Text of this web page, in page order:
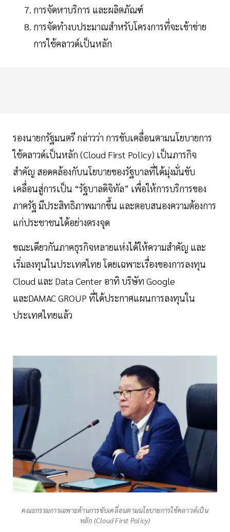
การจัดหาบริการ และผลิตภัณฑ์
การจัดทำงบประมาณสำหรับโครงการที่จะเข้าข่าย
การใช้คลาวด์เป็นหลัก
รองนายกรัฐมนตรี กล่าวว่า การขับเคลื่อนตามนโยบายการ
ใช้คลาวด์เป็นหลัก (Cloud First Policy) เป็นภารกิจ
สำคัญ สอดคล้องกับนโยบายของรัฐบาลที่ได้มุ่งมั่นขับ
เคลื่อนสู่การเป็น “รัฐบาลดิจิทัล” เพื่อให้การบริการของ
ภาครัฐ มีประสิทธิภาพมากขึ้น และตอบสนองความต้องการ
แก่ประชาชนได้อย่างตรงจุด
ขณะเดียวกันภาคธุรกิจหลายแห่งได้ให้ความสำคัญ และ
เริ่มลงทุนในประเทศไทย โดยเฉพาะเรื่องของการลงทุน
Cloud และ Data Center อาทิ บริษัท Google
และDAMAC GROUP ที่ได้ประกาศแผนการลงทุนใน
ประเทศไทยแล้ว
คณะกรรมการเฉพาะด้านการขับเคลื่อนตามนโยบายการใช้คลาวด์เป็น
หลัก (Cloud First Policy)